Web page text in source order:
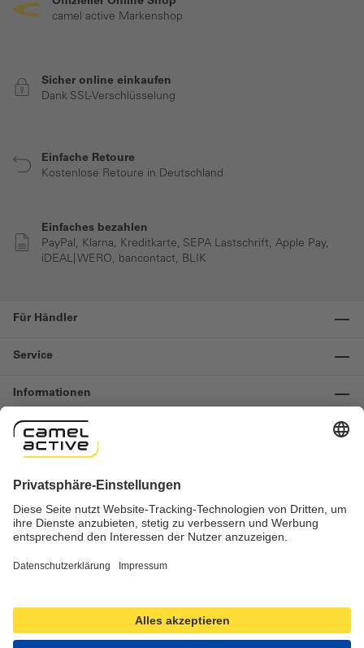
camel active Markenshop
Sicher online einkaufen
Dank SSL-Verschlüsselung
Einfache Retoure
Kostenlose Retoure in Deutschland
Einfaches bezahlen
PayPal, Klarna, Kreditkarte, SEPA Lastschrift, Apple Pay,
iDEAL| WERO, bancontact, BLIK
Für Händler
Service
Informationen
Kontakt
Widerruf